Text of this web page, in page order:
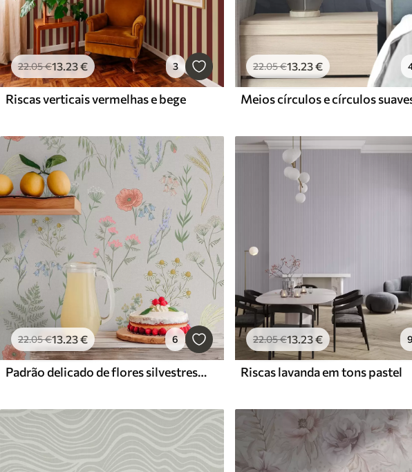
22.05€13.23€ 3
Riscas verticais vermelhas e bege
22.05€13.23€
22.05€13.23€ 6
Padrão delicado de flores silvestres sobre um fundo claro
22.05€13.23€ 9
Riscas lavanda em tons pastel